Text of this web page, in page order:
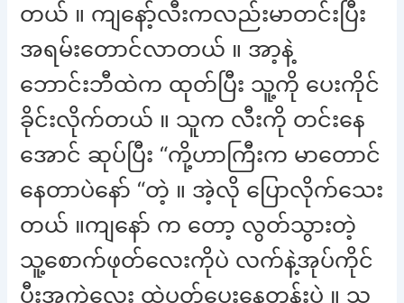
တယ် ။ ကျနော့်လီးကလည်းမာတင်းပြီး
အရမ်းတောင်လာတယ် ။ အာ့နဲ့
ဘောင်းဘီထဲက ထုတ်ပြီး သူ့ကို ပေးကိုင်
ခိုင်းလိုက်တယ် ။ သူက လီးကို တင်းနေ
အောင် ဆုပ်ပြီး “ကို့ဟာကြီးက မာတောင်
နေတာပဲနော် “တဲ့ ။ အဲ့လို ပြောလိုက်သေး
တယ် ။ကျနော် က တော့ လွတ်သွားတဲ့
သူ့စောက်ဖုတ်လေးကိုပဲ လက်နဲ့အုပ်ကိုင်
ပီးအကွဲလေး ထဲပွတ်ပေးနေတုန်းပဲ ။ သူ